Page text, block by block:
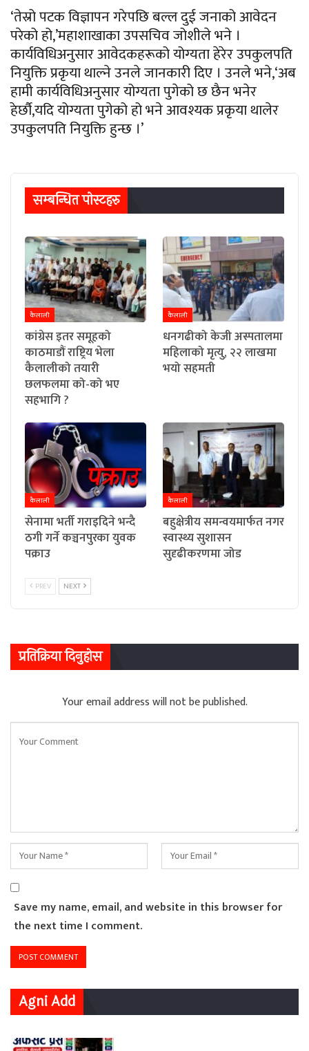
‘तेस्रो पटक विज्ञापन गरेपछि बल्ल दुई जनाको आवेदन
परेको हो,’महाशाखाका उपसचिव जोशीले भने ।
कार्यविधिअनुसार आवेदकहरूको योग्यता हेरेर उपकुलपति
नियुक्ति प्रकृया थाल्ने उनले जानकारी दिए । उनले भने,‘अब
हामी कार्यविधिअनुसार योग्यता पुगेको छ छैन भनेर
हेर्छौ,यदि योग्यता पुगेको हो भने आवश्यक प्रकृया थालेर
उपकुलपति नियुक्ति हुन्छ ।’
सम्बन्धित पाेस्टहरु
कैलाली
कांग्रेस इतर समूहको
काठमाडौं राष्ट्रिय भेला
कैलालीको तयारी
छलफलमा को-को भए
सहभागि ?
कैलाली
धनगढीको केजी अस्पतालमा
महिलाको मृत्यु, २२ लाखमा
भयो सहमती
कैलाली
सेनामा भर्ती गराइदिने भन्दै
ठगी गर्ने कञ्चनपुरका युवक
पक्राउ
कैलाली
बहुक्षेत्रीय समन्वयमार्फत नगर
स्वास्थ्य सुशासन
सुदृढीकरणमा जोड
PREV NEXT
प्रतिक्रिया दिनुहोस
Your email address will not be published.
Save my name, email, and website in this browser for
the next time I comment.
Agni Add